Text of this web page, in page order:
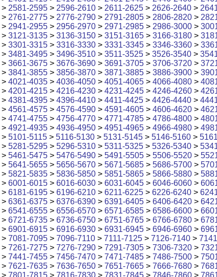
> 2581-2595 > 2596-2610 > 2611-2625 > 2626-2640 >
> 2761-2775 > 2776-2790 > 2791-2805 > 2806-2820 >
> 2941-2955 > 2956-2970 > 2971-2985 > 2986-3000 >
> 3121-3135 > 3136-3150 > 3151-3165 > 3166-3180 >
> 3301-3315 > 3316-3330 > 3331-3345 > 3346-3360 >
> 3481-3495 > 3496-3510 > 3511-3525 > 3526-3540 >
> 3661-3675 > 3676-3690 > 3691-3705 > 3706-3720 >
> 3841-3855 > 3856-3870 > 3871-3885 > 3886-3900 >
> 4021-4035 > 4036-4050 > 4051-4065 > 4066-4080 >
> 4201-4215 > 4216-4230 > 4231-4245 > 4246-4260 >
> 4381-4395 > 4396-4410 > 4411-4425 > 4426-4440 >
> 4561-4575 > 4576-4590 > 4591-4605 > 4606-4620 >
> 4741-4755 > 4756-4770 > 4771-4785 > 4786-4800 >
> 4921-4935 > 4936-4950 > 4951-4965 > 4966-4980 >
> 5101-5115 > 5116-5130 > 5131-5145 > 5146-5160 >
> 5281-5295 > 5296-5310 > 5311-5325 > 5326-5340 >
> 5461-5475 > 5476-5490 > 5491-5505 > 5506-5520 >
> 5641-5655 > 5656-5670 > 5671-5685 > 5686-5700 >
> 5821-5835 > 5836-5850 > 5851-5865 > 5866-5880 >
> 6001-6015 > 6016-6030 > 6031-6045 > 6046-6060 >
> 6181-6195 > 6196-6210 > 6211-6225 > 6226-6240 >
> 6361-6375 > 6376-6390 > 6391-6405 > 6406-6420 >
> 6541-6555 > 6556-6570 > 6571-6585 > 6586-6600 >
> 6721-6735 > 6736-6750 > 6751-6765 > 6766-6780 >
> 6901-6915 > 6916-6930 > 6931-6945 > 6946-6960 >
> 7081-7095 > 7096-7110 > 7111-7125 > 7126-7140 >
> 7261-7275 > 7276-7290 > 7291-7305 > 7306-7320 >
> 7441-7455 > 7456-7470 > 7471-7485 > 7486-7500 >
> 7621-7635 > 7636-7650 > 7651-7665 > 7666-7680 >
> 7801-7815 > 7816-7830 > 7831-7845 > 7846-7860 >